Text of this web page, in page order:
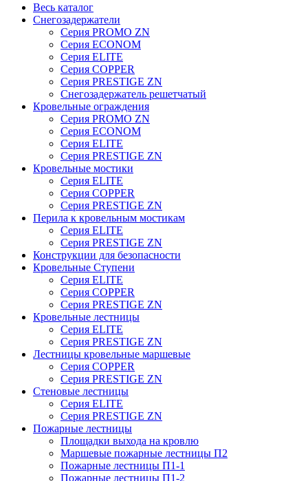
Весь каталог
Снегозадержатели
Серия PROMO ZN
Серия ECONOM
Серия ELITE
Серия COPPER
Серия PRESTIGE ZN
Снегозадержатель решетчатый
Кровельные ограждения
Серия PROMO ZN
Серия ECONOM
Серия ELITE
Серия PRESTIGE ZN
Кровельные мостики
Серия ELITE
Серия COPPER
Серия PRESTIGE ZN
Перила к кровельным мостикам
Серия ELITE
Серия PRESTIGE ZN
Конструкции для безопасности
Кровельные Ступени
Серия ELITE
Серия COPPER
Серия PRESTIGE ZN
Кровельные лестницы
Серия ELITE
Серия PRESTIGE ZN
Лестницы кровельные маршевые
Серия COPPER
Серия PRESTIGE ZN
Стеновые лестницы
Серия ELITE
Серия PRESTIGE ZN
Пожарные лестницы
Площадки выхода на кровлю
Маршевые пожарные лестницы П2
Пожарные лестницы П1-1
Пожарные лестницы П1-2